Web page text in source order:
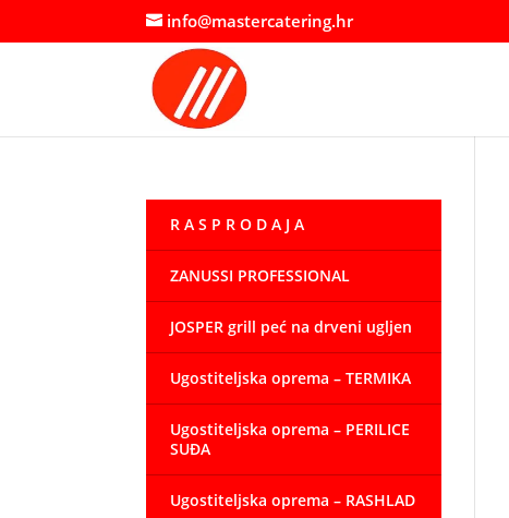
info@mastercatering.hr
R A S P R O D A J A
ZANUSSI PROFESSIONAL
JOSPER grill peć na drveni ugljen
Ugostiteljska oprema – TERMIKA
Ugostiteljska oprema – PERILICE
SUĐA
Ugostiteljska oprema – RASHLAD